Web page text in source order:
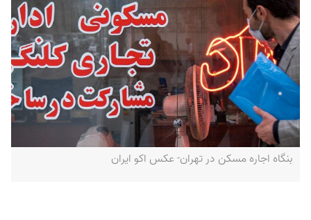
بنگاه اجاره مسکن در تهران- عکس اکو ایران